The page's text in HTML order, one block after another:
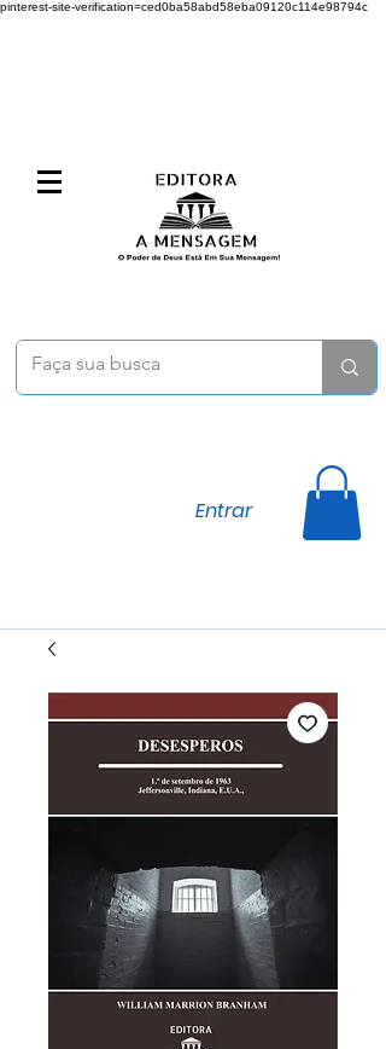
pinterest-site-verification=ced0ba58abd58eba09120c114e98794c
Entrar